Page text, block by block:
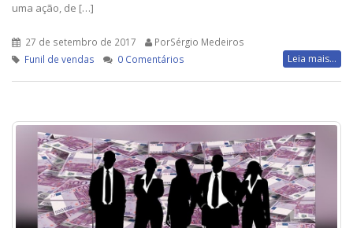
uma ação, de […]
27 de setembro de 2017
PorSérgio Medeiros
Funil de vendas
0 Comentários Leia mais...